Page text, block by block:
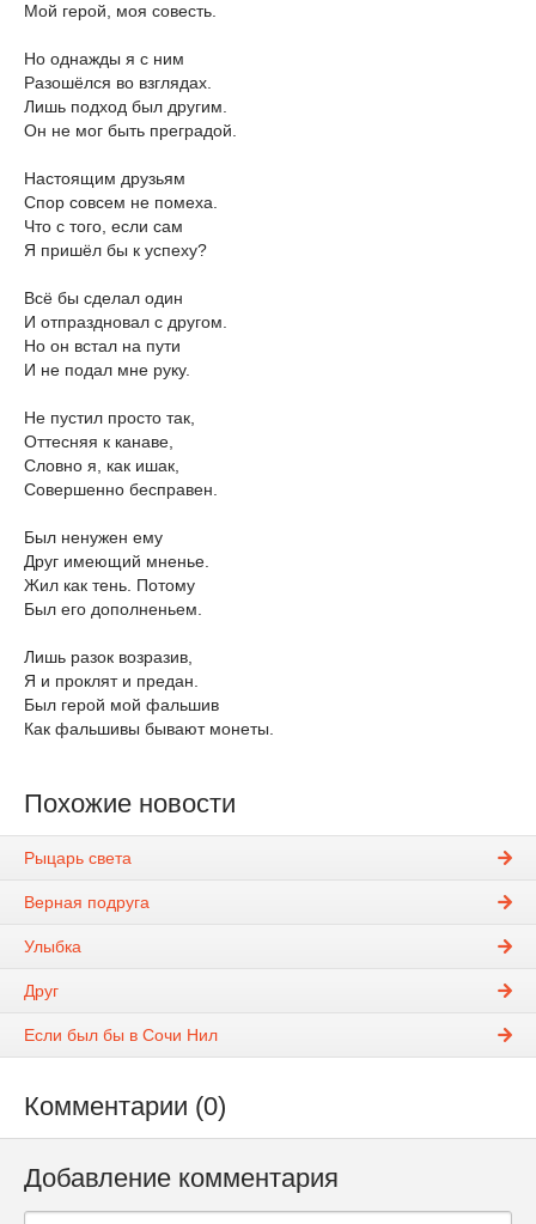
Мой герой, моя совесть.
Но однажды я с ним
Разошёлся во взглядах.
Лишь подход был другим.
Он не мог быть преградой.
Настоящим друзьям
Спор совсем не помеха.
Что с того, если сам
Я пришёл бы к успеху?
Всё бы сделал один
И отпраздновал с другом.
Но он встал на пути
И не подал мне руку.
Не пустил просто так,
Оттесняя к канаве,
Словно я, как ишак,
Совершенно бесправен.
Был ненужен ему
Друг имеющий мненье.
Жил как тень. Потому
Был его дополненьем.
Лишь разок возразив,
Я и проклят и предан.
Был герой мой фальшив
Как фальшивы бывают монеты.
Похожие новости
Рыцарь света
Верная подруга
Улыбка
Друг
Если был бы в Сочи Нил
Комментарии (0)
Добавление комментария